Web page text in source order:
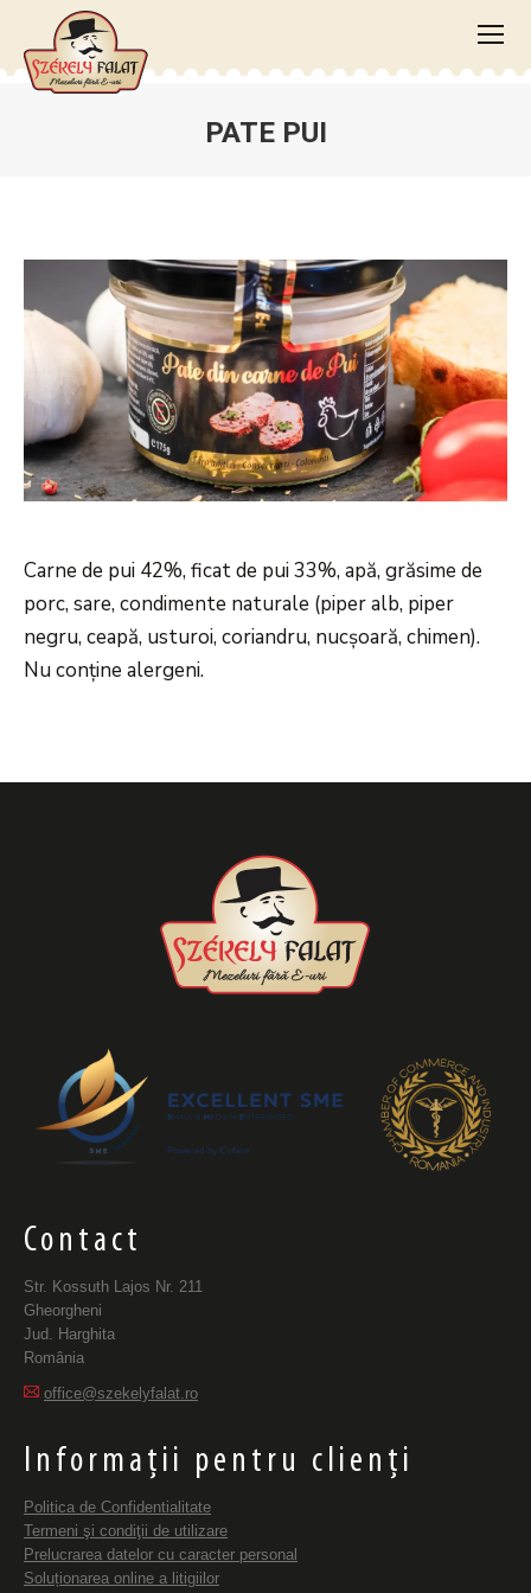
PATE PUI
Carne de pui 42%, ficat de pui 33%, apă, grăsime de
porc, sare, condimente naturale (piper alb, piper
negru, ceapă, usturoi, coriandru, nucșoară, chimen).
Nu conține alergeni.
Contact
Str. Kossuth Lajos Nr. 211
Gheorgheni
Jud. Harghita
România
office@szekelyfalat.ro
Informații pentru clienți
Politica de Confidentialitate
Termeni şi condiţii de utilizare
Prelucrarea datelor cu caracter personal
Soluționarea online a litigiilor